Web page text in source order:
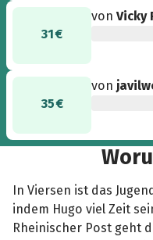
31 €
vonVicky
35 €
von
In Viersen ist das
indem Hugo viel Zeit
Rheinischer Post geht